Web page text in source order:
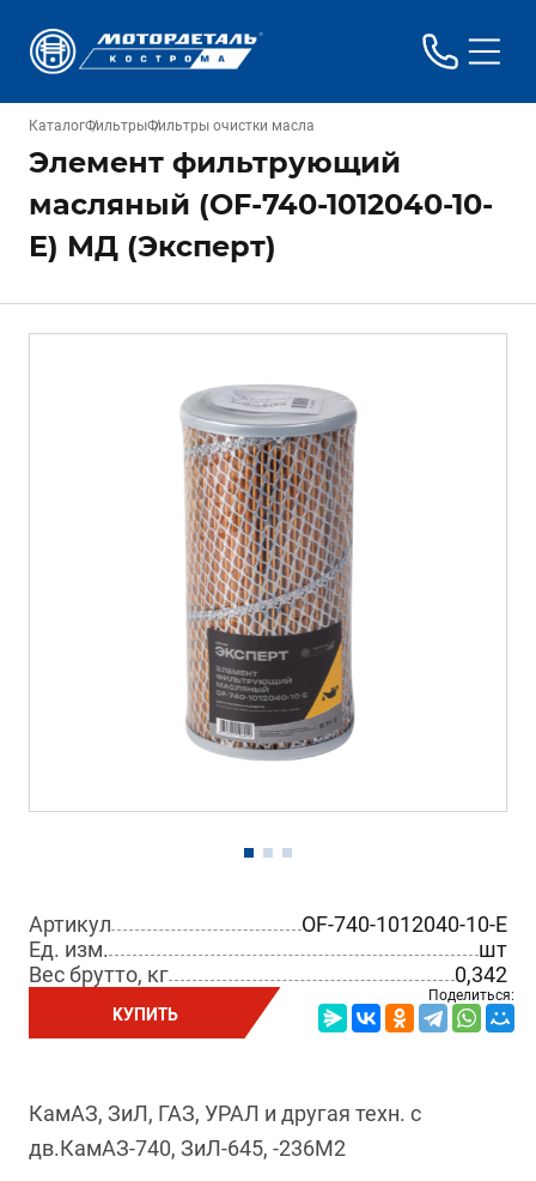
КаталогФильтрыФильтры очистки масла
Элемент фильтрующий
масляный (OF-740-1012040-10-
E) МД (Эксперт)
Артикул
OF-740-1012040-10-E
Ед. изм.
шт
Вес брутто, кг
0,342
КУПИТЬ
Поделиться:
КамАЗ, ЗиЛ, ГАЗ, УРАЛ и другая техн. с
дв.КамАЗ-740, ЗиЛ-645, -236М2